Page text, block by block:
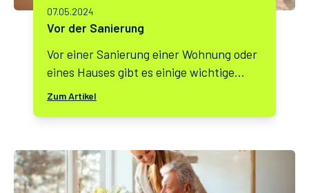
07.05.2024
Vor der Sanierung
Vor einer Sanierung einer Wohnung oder
eines Hauses gibt es einige wichtige
Dinge, die Sie beachten sollten. Hier sind
Zum Artikel